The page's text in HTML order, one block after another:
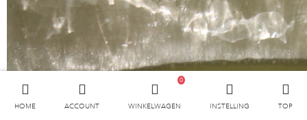
HOME ACCOUNT WINKELWAGEN
0
INSTELLING TOP